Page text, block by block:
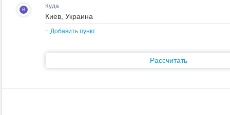
B Куда
+ Добавить пункт
Рассчитать